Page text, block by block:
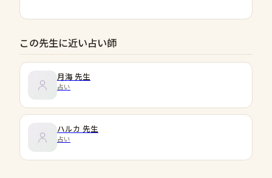
この先生に近い占い師
月海 先生
占い
ハルカ 先生
占い